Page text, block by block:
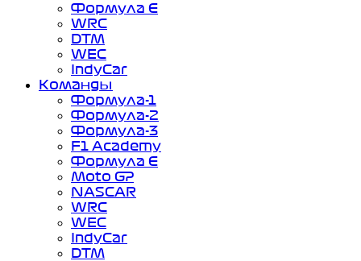
Формула Е
WRC
DTM
WEC
IndyCar
Команды
Формула-1
Формула-2
Формула-3
F1 Academy
Формула Е
Moto GP
NASCAR
WRC
WEC
IndyCar
DTM